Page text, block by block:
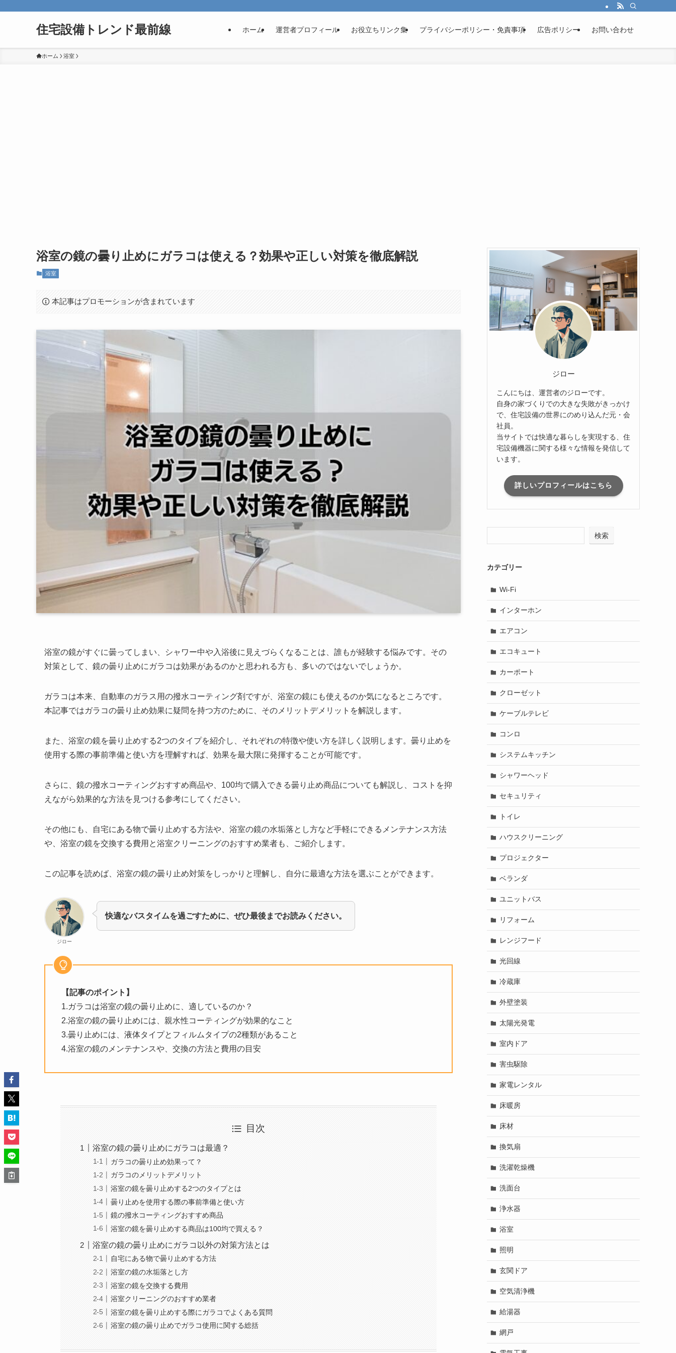
住宅設備トレンド最前線 ホーム 運営者プロフィール お役立ちリンク集 プライバシーポリシー・免責事項 広告ポリシー お問い合わせ
ホーム 浴室
浴室の鏡の曇り止めにガラコは使える？効果や正しい対策を徹底解説
浴室
本記事はプロモーションが含まれています
浴室の鏡がすぐに曇ってしまい、シャワー中や入浴後に見えづらくなることは、誰もが経験する悩みです。その
対策として、鏡の曇り止めにガラコは効果があるのかと思われる方も、多いのではないでしょうか。
ガラコは本来、自動車のガラス用の撥水コーティング剤ですが、浴室の鏡にも使えるのか気になるところです。
本記事ではガラコの曇り止め効果に疑問を持つ方のために、そのメリットデメリットを解説します。
また、浴室の鏡を曇り止めする2つのタイプを紹介し、それぞれの特徴や使い方を詳しく説明します。曇り止めを
使用する際の事前準備と使い方を理解すれば、効果を最大限に発揮することが可能です。
さらに、鏡の撥水コーティングおすすめ商品や、100均で購入できる曇り止め商品についても解説し、コストを抑
えながら効果的な方法を見つける参考にしてください。
その他にも、自宅にある物で曇り止めする方法や、浴室の鏡の水垢落とし方など手軽にできるメンテナンス方法
や、浴室の鏡を交換する費用と浴室クリーニングのおすすめ業者も、ご紹介します。
この記事を読めば、浴室の鏡の曇り止め対策をしっかりと理解し、自分に最適な方法を選ぶことができます。
ジロー
快適なバスタイムを過ごすために、ぜひ最後までお読みください。
【記事のポイント】
1.ガラコは浴室の鏡の曇り止めに、適しているのか？
2.浴室の鏡の曇り止めには、親水性コーティングが効果的なこと
3.曇り止めには、液体タイプとフィルムタイプの2種類があること
4.浴室の鏡のメンテナンスや、交換の方法と費用の目安
目次
浴室の鏡の曇り止めにガラコは最適？
ガラコの曇り止め効果って？
ガラコのメリットデメリット
浴室の鏡を曇り止めする2つのタイプとは
曇り止めを使用する際の事前準備と使い方
鏡の撥水コーティングおすすめ商品
浴室の鏡を曇り止めする商品は100均で買える？
浴室の鏡の曇り止めにガラコ以外の対策方法とは
自宅にある物で曇り止めする方法
浴室の鏡の水垢落とし方
浴室の鏡を交換する費用
浴室クリーニングのおすすめ業者
浴室の鏡を曇り止めする際にガラコでよくある質問
浴室の鏡の曇り止めでガラコ使用に関する総括
ジロー
こんにちは、運営者のジローです。
自身の家づくりでの大きな失敗がきっかけ
で、住宅設備の世界にのめり込んだ元・会
社員。
当サイトでは快適な暮らしを実現する、住
宅設備機器に関する様々な情報を発信して
います。
詳しいプロフィールはこちら
検索
カテゴリー
Wi-Fi
インターホン
エアコン
エコキュート
カーポート
クローゼット
ケーブルテレビ
コンロ
システムキッチン
シャワーヘッド
セキュリティ
トイレ
ハウスクリーニング
プロジェクター
ベランダ
ユニットバス
リフォーム
レンジフード
光回線
冷蔵庫
外壁塗装
太陽光発電
室内ドア
害虫駆除
家電レンタル
床暖房
床材
換気扇
洗濯乾燥機
洗面台
浄水器
浴室
照明
玄関ドア
空気清浄機
給湯器
網戸